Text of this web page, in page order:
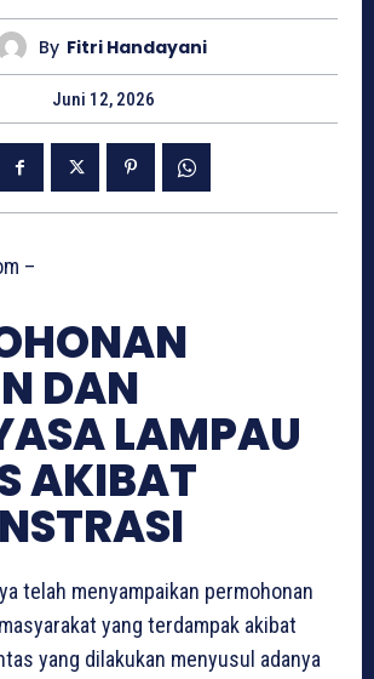
By Fitri Handayani
Juni 12, 2026
–
DAN
LAMPAU
AKIBAT
telah menyampaikan permohonan
yang terdampak akibat
yang dilakukan menyusul adanya